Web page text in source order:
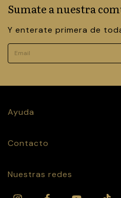
Sumate a nuestra
Y enterate primera de
Ayuda
Contacto
Nuestras redes